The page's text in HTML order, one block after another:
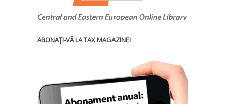
ABONAŢI-VĂ LA TAX MAGAZINE!